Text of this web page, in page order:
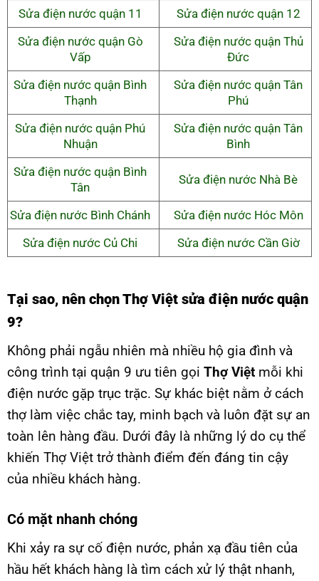
Sửa điện nước quận 11
Sửa điện nước quận 12
Sửa điện nước quận Gò
Vấp
Sửa điện nước quận Thủ
Đức
Sửa điện nước quận Bình
Thạnh
Sửa điện nước quận Tân
Phú
Sửa điện nước quận Phú
Nhuận
Sửa điện nước quận Tân
Bình
Sửa điện nước quận Bình
Tân
Sửa điện nước Nhà Bè
Sửa điện nước Bình Chánh
Sửa điện nước Hóc Môn
Sửa điện nước Củ Chi
Sửa điện nước Cần Giờ
Tại sao, nên chọn Thợ Việt sửa điện nước quận
9?
Không phải ngẫu nhiên mà nhiều hộ gia đình và
công trình tại quận 9 ưu tiên gọi Thợ Việt mỗi khi
điện nước gặp trục trặc. Sự khác biệt nằm ở cách
thợ làm việc chắc tay, minh bạch và luôn đặt sự an
toàn lên hàng đầu. Dưới đây là những lý do cụ thể
khiến Thợ Việt trở thành điểm đến đáng tin cậy
của nhiều khách hàng.
Có mặt nhanh chóng
Khi xảy ra sự cố điện nước, phản xạ đầu tiên của
hầu hết khách hàng là tìm cách xử lý thật nhanh,